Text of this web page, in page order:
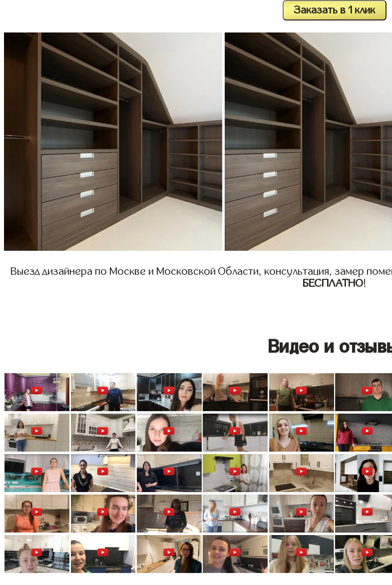
Заказать в 1 клик
Выезд дизайнера по Москве и Московской Области, консультация, замер
БЕСПЛАТНО!
Видео и